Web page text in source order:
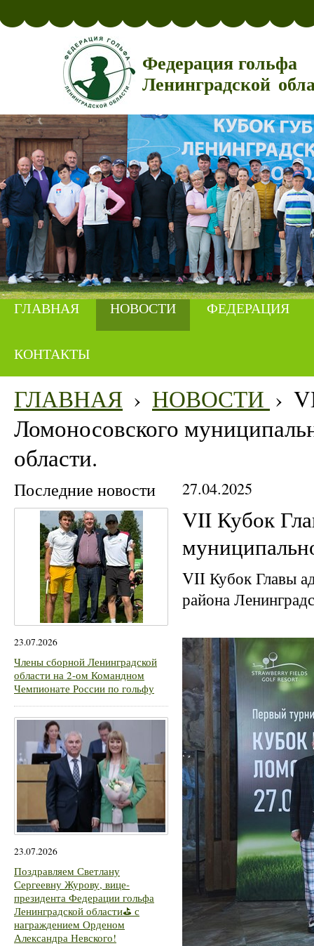
Федерация гольфа
Ленинградской
ГЛАВНАЯ НОВОСТИ ФЕДЕРАЦИЯ
КОНТАКТЫ
ГЛАВНАЯ › НОВОСТИ ›
Ломоносовского
области.
Последние новости
23.07.2026
Члены сборной Ленинградской
области на 2-ом Командном
Чемпионате России по гольфу
23.07.2026
Поздравляем Светлану
Сергеевну Журову, вице-
президента Федерации гольфа
Ленинградской области⛳ с
награждением Орденом
Александра Невского!
27.04.2025
VII Кубок
VII Кубок Главы
района